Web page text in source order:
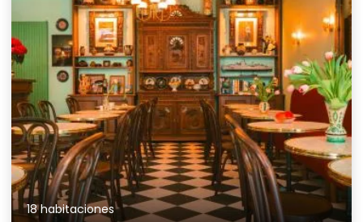
18 habitaciones